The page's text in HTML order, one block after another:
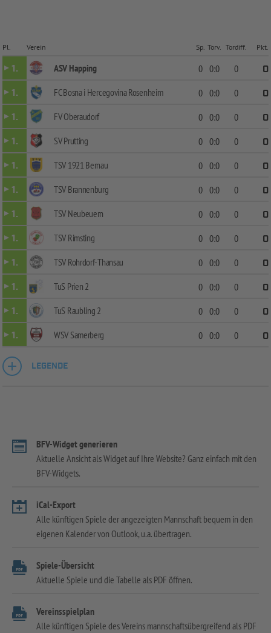
Pl. Verein Sp. Torv. Tordiff. Pkt.
1. ASV Happing 0 0:0 0
0
1.
FC Bosna i Hercegovina Rosenheim 0 0:0 0
0
1.
FV Oberaudorf 0 0:0 0
0
1.
SV Prutting 0 0:0 0
0
1.
TSV 1921 Bernau 0 0:0 0
0
1.
TSV Brannenburg 0 0:0 0
0
1.
TSV Neubeuern 0 0:0 0
0
1.
TSV Rimsting 0 0:0 0
0
1.
TSV Rohrdorf-Thansau 0 0:0 0
0
1.
TuS Prien 2 0 0:0 0
0
1.
TuS Raubling 2 0 0:0 0
0
1.
WSV Samerberg 0 0:0 0 0
LEGENDE
BFV-Widget generieren
Aktuelle Ansicht als Widget auf Ihre Website? Ganz einfach mit den
BFV-Widgets.
iCal-Export
Alle künftigen Spiele der angezeigten Mannschaft bequem in den
eigenen Kalender von Outlook, u.a. übertragen.
Spiele-Übersicht
Aktuelle Spiele und die Tabelle als PDF öffnen.
Vereinsspielplan
Alle künftigen Spiele des Vereins mannschaftsübergreifend als PDF